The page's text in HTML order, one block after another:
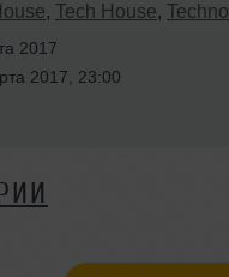
, Tech House, Techno
2017
2017, 23:00